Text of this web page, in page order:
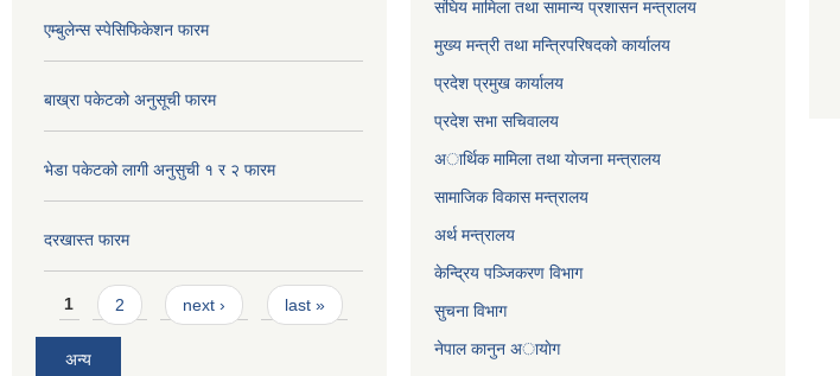
एम्बुलेन्स स्पेसिफिकेशन फारम
बाख्रा पकेटको अनुसूची फारम
भेडा पकेटको लागी अनुसुची १ र २ फारम
दरखास्त फारम
Pages
1 2 next › last »
अन्य
संघिय मामिला तथा सामान्य प्रशासन मन्त्रालय
मुख्य मन्त्री तथा मन्त्रिपरिषदको कार्यालय
प्रदेश प्रमुख कार्यालय
प्रदेश सभा सचिवालय
अार्थिक मामिला तथा याेजना मन्त्रालय
सामाजिक विकास मन्त्रालय
अर्थ मन्त्रालय
केन्द्रिय पञ्जिकरण विभाग
सुचना विभाग
नेपाल कानुन अायाेग